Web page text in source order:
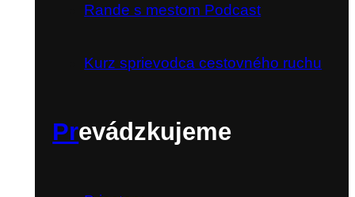
Rande s mestom Podcast
Kurz sprievodca cestovného ruchu
Prevádzkujeme